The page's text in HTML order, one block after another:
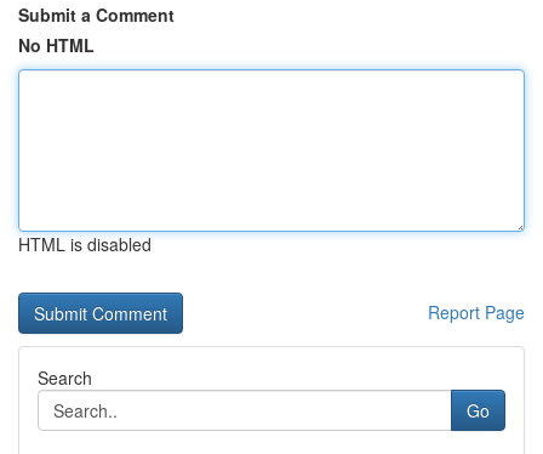
Submit a Comment
No HTML
HTML is disabled
Report Page
Search
Go